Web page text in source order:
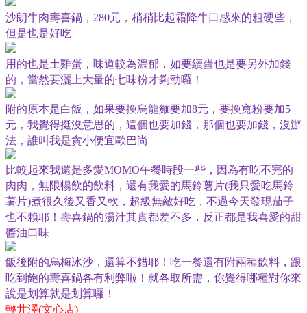
沙朗牛肉壽喜鍋， 280元，稍稍比起霜降牛口感來的粗硬些，
但是也是好吃
用的也是土雞蛋，味道較為濃郁，如要續蛋也是要另外加錢
的，當然要灑上大量的七味粉才夠勁囉！
附的原本是白飯，如果要換烏龍麵要加8元，要換寬粉要加5
元，我覺得挺沒意思的，這個也要加錢，那個也要加錢，沒辦
法，誰叫我是貪小便宜歐巴尚
比較起來我還是多愛MOMO午餐時段一些，因為有吃不完的
肉肉，無限暢飲的飲料，還有我愛的馬鈴薯片(我只愛吃馬鈴
薯片)煮很久後又香又軟，超級無敵好吃，不過今天發現茄子
也不賴耶！壽喜鍋的湯汁其實都差不多，反正都是我喜愛的甜
醬油口味
飯後附的烏梅冰沙，還算不錯耶！吃一餐還有附兩種飲料，跟
吃到飽的壽喜鍋各有利弊啦！就各取所需，你覺得哪種對你來
說是划算就是划算囉！
輕井澤(文心店)